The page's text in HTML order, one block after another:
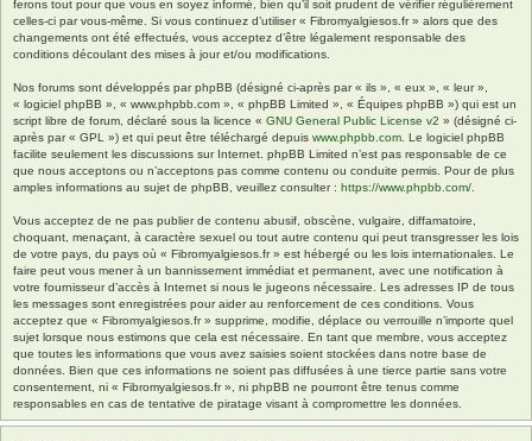
ferons tout pour que vous en soyez informé, bien qu’il soit prudent de vérifier régulièrement
celles-ci par vous-même. Si vous continuez d’utiliser « Fibromyalgiesos.fr » alors que des
changements ont été effectués, vous acceptez d’être légalement responsable des
conditions découlant des mises à jour et/ou modifications.
Nos forums sont développés par phpBB (désigné ci-après par « ils », « eux », « leur »,
« logiciel phpBB », « www.phpbb.com », « phpBB Limited », « Équipes phpBB ») qui est un
script libre de forum, déclaré sous la licence « GNU General Public License v2 » (désigné ci-
après par « GPL ») et qui peut être téléchargé depuis www.phpbb.com . Le logiciel phpBB
facilite seulement les discussions sur Internet. phpBB Limited n’est pas responsable de ce
que nous acceptons ou n’acceptons pas comme contenu ou conduite permis. Pour de plus
amples informations au sujet de phpBB, veuillez consulter : https://www.phpbb.com/
Vous acceptez de ne pas publier de contenu abusif, obscène, vulgaire, diffamatoire,
choquant, menaçant, à caractère sexuel ou tout autre contenu qui peut transgresser les lois
de votre pays, du pays où « Fibromyalgiesos.fr » est hébergé ou les lois internationales. Le
faire peut vous mener à un bannissement immédiat et permanent, avec une notification à
votre fournisseur d’accès à Internet si nous le jugeons nécessaire. Les adresses IP de tous
les messages sont enregistrées pour aider au renforcement de ces conditions. Vous
acceptez que « Fibromyalgiesos.fr » supprime, modifie, déplace ou verrouille n’importe quel
sujet lorsque nous estimons que cela est nécessaire. En tant que membre, vous acceptez
que toutes les informations que vous avez saisies soient stockées dans notre base de
données. Bien que ces informations ne soient pas diffusées à une tierce partie sans votre
consentement, ni « Fibromyalgiesos.fr », ni phpBB ne pourront être tenus comme
responsables en cas de tentative de piratage visant à compromettre les données.